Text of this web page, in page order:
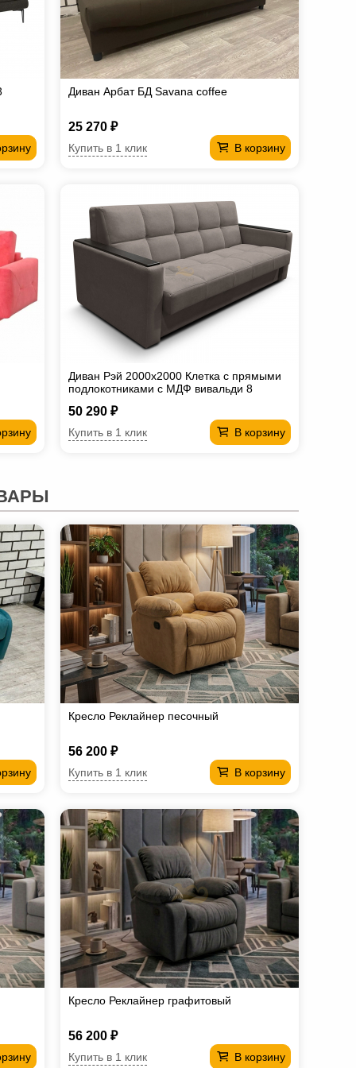
Диван Арбат БД Savana coffee
25 270 ₽
В корзину
Купить в 1 клик
Диван Рэй 2000х2000 Клетка с прямыми
подлокотниками с МДФ вивальди 8
50 290 ₽
В корзину
Купить в 1 клик
Кресло Реклайнер песочный
56 200 ₽
В корзину
Купить в 1 клик
Кресло Реклайнер графитовый
56 200 ₽
В корзину
Купить в 1 клик